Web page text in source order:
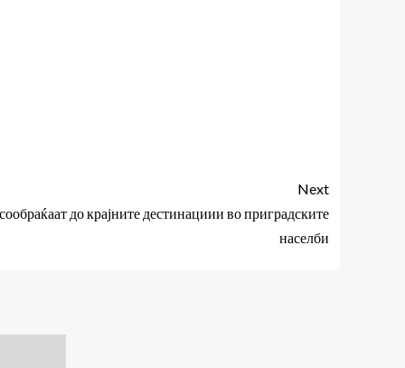
Next
до крајните дестинациии во приградските
населби